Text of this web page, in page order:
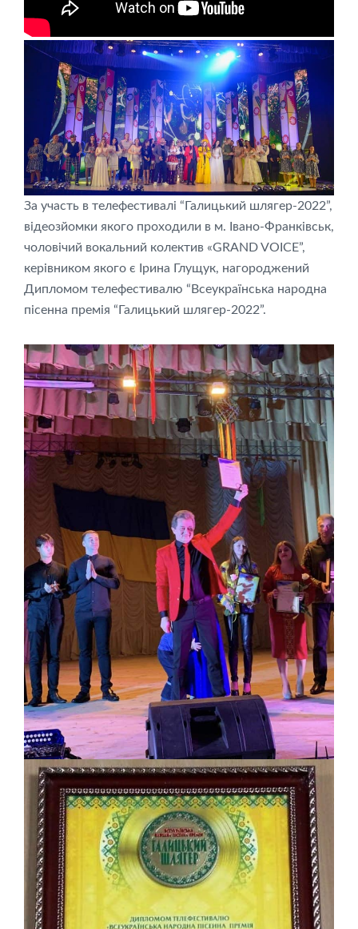
За участь в телефестивалі “Галицький шлягер-2022”,
відеозйомки якого проходили в м. Івано-Франківськ,
чоловічий вокальний колектив «GRAND VOICE”,
керівником якого є Ірина Глущук, нагороджений
Дипломом телефестивалю “Всеукраїнська народна
пісенна премія “Галицький шлягер-2022”.